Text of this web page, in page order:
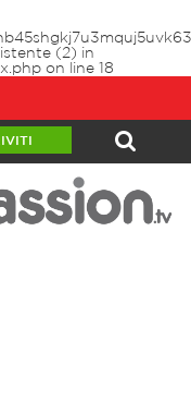
(2) in
on line 18